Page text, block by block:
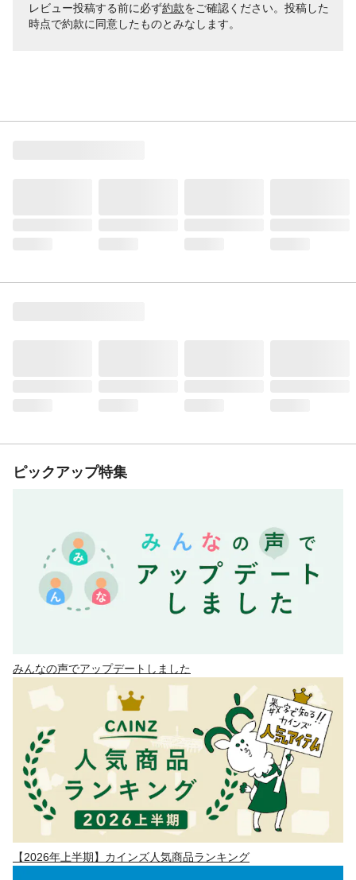
レビュー投稿する前に必ず約款をご確認ください。投稿した
時点で約款に同意したものとみなします。
ピックアップ特集
みんなの声でアップデートしました
【2026年上半期】カインズ人気商品ランキング